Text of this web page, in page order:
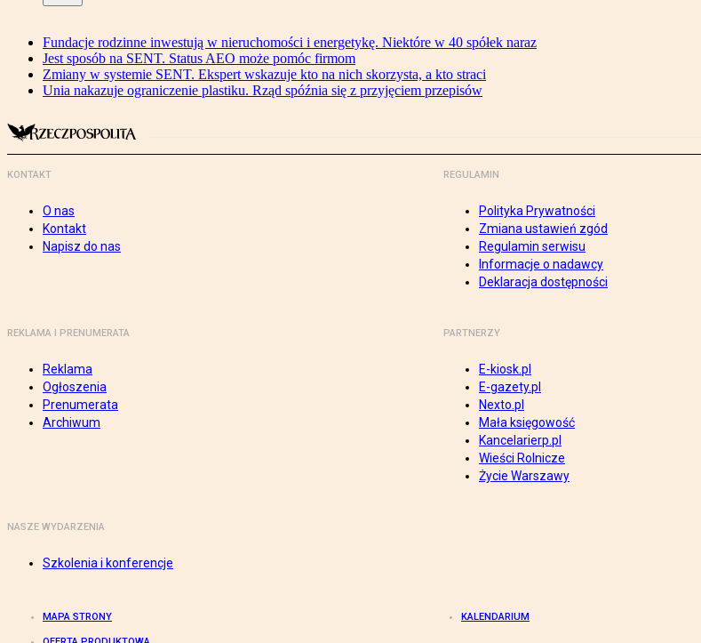
Fundacje rodzinne inwestują w nieruchomości i energetykę. Niektóre w 40 spółek naraz
Jest sposób na SENT. Status AEO może pomóc firmom
Zmiany w systemie SENT. Ekspert wskazuje kto na nich skorzysta, a kto straci
Unia nakazuje ograniczenie plastiku. Rząd spóźnia się z przyjęciem przepisów
KONTAKT
O nas
Kontakt
Napisz do nas
REGULAMIN
Polityka Prywatności
Zmiana ustawień zgód
Regulamin serwisu
Informacje o nadawcy
Deklaracja dostępności
REKLAMA I PRENUMERATA
Reklama
Ogłoszenia
Prenumerata
Archiwum
PARTNERZY
E-kiosk.pl
E-gazety.pl
Nexto.pl
Mała księgowość
Kancelarierp.pl
Wieści Rolnicze
Życie Warszawy
NASZE WYDARZENIA
Szkolenia i konferencje
MAPA STRONY KALENDARIUM